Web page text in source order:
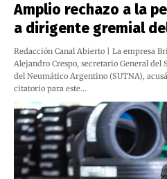
Amplio rechazo a la
a dirigente gremial
Redacción Canal Abierto | La empresa
Alejandro Crespo, secretario General
del Neumático Argentino (SUTNA),
citatorio para este…